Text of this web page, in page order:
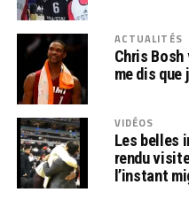
ACTUALITÉS
Chris Bosh
me dis que
VIDÉOS
Les belles
rendu
l’instant